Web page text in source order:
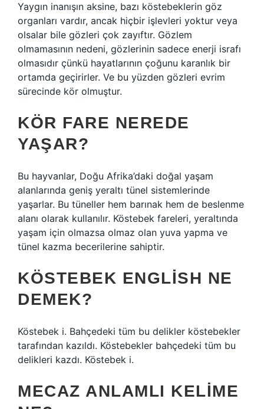
Yaygın inanışın aksine, bazı köstebeklerin göz
organları vardır, ancak hiçbir işlevleri yoktur veya
olsalar bile gözleri çok zayıftır. Gözlem
olmamasının nedeni, gözlerinin sadece enerji israfı
olmasıdır çünkü hayatlarının çoğunu karanlık bir
ortamda geçirirler. Ve bu yüzden gözleri evrim
sürecinde kör olmuştur.
KÖR FARE NEREDE
YAŞAR?
Bu hayvanlar, Doğu Afrika’daki doğal yaşam
alanlarında geniş yeraltı tünel sistemlerinde
yaşarlar. Bu tüneller hem barınak hem de beslenme
alanı olarak kullanılır. Köstebek fareleri, yeraltında
yaşam için olmazsa olmaz olan yuva yapma ve
tünel kazma becerilerine sahiptir.
KÖSTEBEK ENGLISH NE
DEMEK?
Köstebek i. Bahçedeki tüm bu delikler köstebekler
tarafından kazıldı. Köstebekler bahçedeki tüm bu
delikleri kazdı. Köstebek i.
MECAZ ANLAMLI KELIME